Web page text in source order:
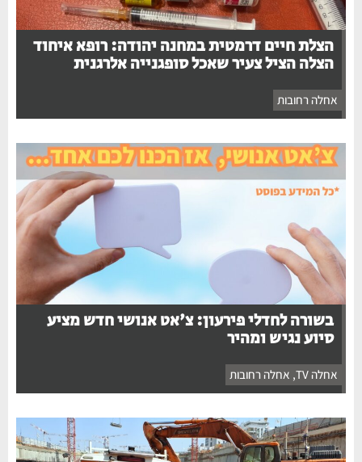
הצלת חיים דרמטית במחנה יהודה: רופא איחוד
הצלה הציל צעיר שאכל סופגנייה אלרגנית
אחלה רחובות
בשורה לחדלי פירעון: צ'אט אנושי חדש מציע
סיוע נגיש ומהיר
אחלה TV , אחלה רחובות